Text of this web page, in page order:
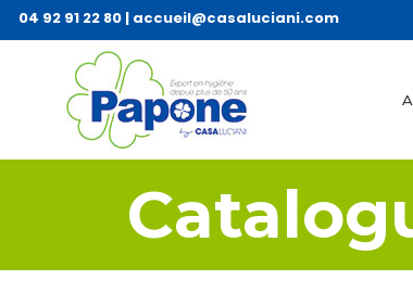
04 92 91 22 80 | accueil@casaluciani.com